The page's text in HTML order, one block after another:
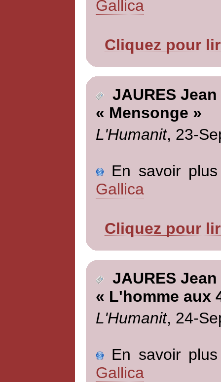
Gallica
Cliquez pour
JAURES Jean
« Mensonge »
L'Humanit, 23-
En savoir
Gallica
Cliquez pour
JAURES Jean
« L'homme aux
L'Humanit, 24-
En savoir
Gallica